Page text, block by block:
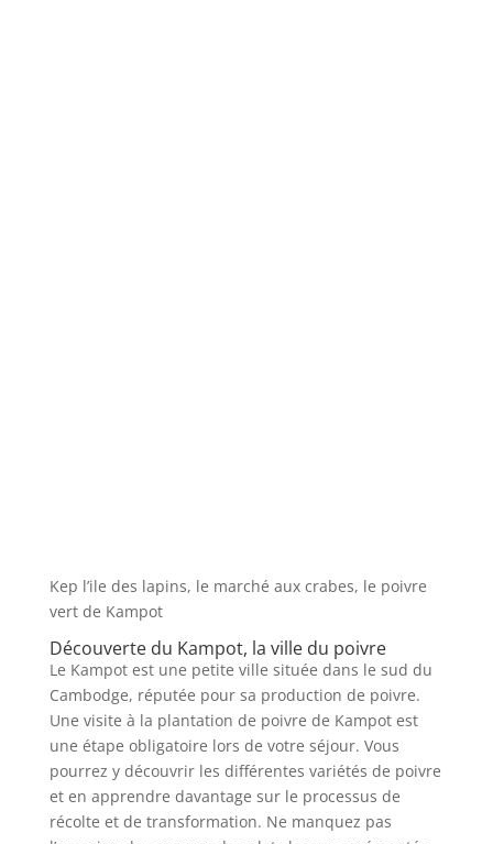
Kep l’ile des lapins, le marché aux crabes, le poivre
vert de Kampot
Découverte du Kampot, la ville du poivre
Le Kampot est une petite ville située dans le sud du
Cambodge, réputée pour sa production de poivre.
Une visite à la plantation de poivre de Kampot est
une étape obligatoire lors de votre séjour. Vous
pourrez y découvrir les différentes variétés de poivre
et en apprendre davantage sur le processus de
récolte et de transformation. Ne manquez pas